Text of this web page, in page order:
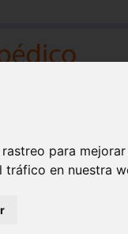
para
tráfico en nuestra